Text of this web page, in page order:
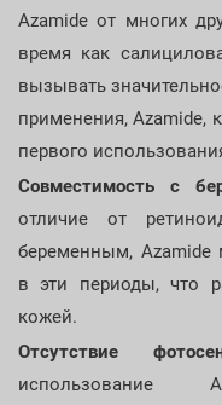
Azamide от многих
время как
вызывать
применения, Azamide,
первого
Совместимость с
отличие от
беременным, Azamide
в эти периоды, что
кожей.
Отсутствие
использование